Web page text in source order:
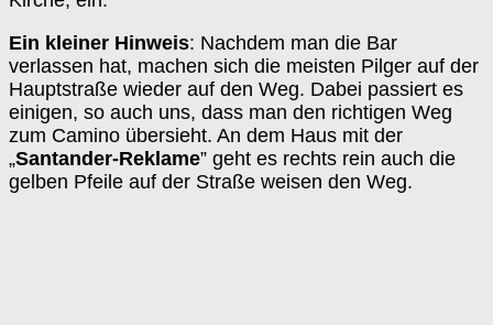
Ein kleiner Hinweis: Nachdem man die Bar
verlassen hat, machen sich die meisten Pilger auf der
Hauptstraße wieder auf den Weg. Dabei passiert es
einigen, so auch uns, dass man den richtigen Weg
zum Camino übersieht. An dem Haus mit der
„Santander-Reklame” geht es rechts rein auch die
gelben Pfeile auf der Straße weisen den Weg.